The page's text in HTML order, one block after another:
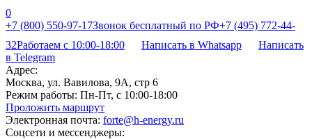
0
+7 (800) 550-97-17Звонок бесплатный по РФ+7 (495) 772-44-
32Работаем с 10:00-18:00 Написать в Whatsapp
Написать
в Telegram
Адрес:
Москва, ул. Вавилова, 9А, стр 6
Режим работы: Пн-Пт, с 10:00-18:00
Проложить маршрут
Электронная почта: forte@h-energy.ru
Соцсети и мессенджеры: